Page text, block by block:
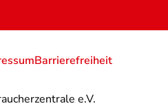
e.V.
Barrierefreiheit